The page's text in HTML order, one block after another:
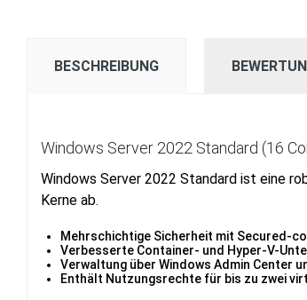
BESCHREIBUNG
Windows Server 2022 Standard (16
Windows Server 2022 Standard ist eine
Kerne ab.
Mehrschichtige Sicherheit mit Secured-
Verbesserte Container- und Hyper-V-
Verwaltung über Windows Admin Center
Enthält Nutzungsrechte für bis zu zwei